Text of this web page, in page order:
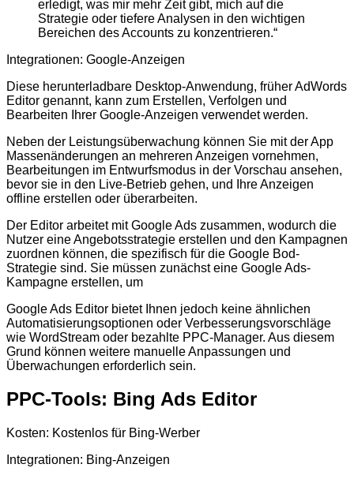
erledigt, was mir mehr Zeit gibt, mich auf die
Strategie oder tiefere Analysen in den wichtigen
Bereichen des Accounts zu konzentrieren.“
Integrationen: Google-Anzeigen
Diese herunterladbare Desktop-Anwendung, früher AdWords
Editor genannt, kann zum Erstellen, Verfolgen und
Bearbeiten Ihrer Google-Anzeigen verwendet werden.
Neben der Leistungsüberwachung können Sie mit der App
Massenänderungen an mehreren Anzeigen vornehmen,
Bearbeitungen im Entwurfsmodus in der Vorschau ansehen,
bevor sie in den Live-Betrieb gehen, und Ihre Anzeigen
offline erstellen oder überarbeiten.
Der Editor arbeitet mit Google Ads zusammen, wodurch die
Nutzer eine Angebotsstrategie erstellen und den Kampagnen
zuordnen können, die spezifisch für die Google Bod-
Strategie sind. Sie müssen zunächst eine Google Ads-
Kampagne erstellen, um
Google Ads Editor bietet Ihnen jedoch keine ähnlichen
Automatisierungsoptionen oder Verbesserungsvorschläge
wie WordStream oder bezahlte PPC-Manager. Aus diesem
Grund können weitere manuelle Anpassungen und
Überwachungen erforderlich sein.
PPC-Tools: Bing Ads Editor
Kosten: Kostenlos für Bing-Werber
Integrationen: Bing-Anzeigen